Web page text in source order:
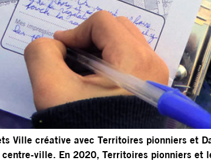
Ville créative avec Territoires pionniers et
ville. En 2020, Territoires pionniers et